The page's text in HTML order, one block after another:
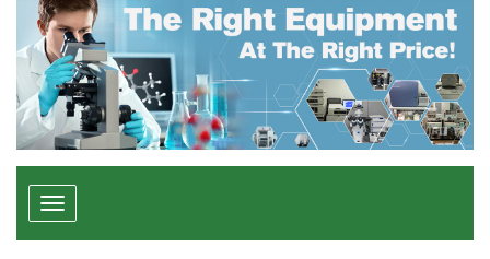
Toggle
navigation